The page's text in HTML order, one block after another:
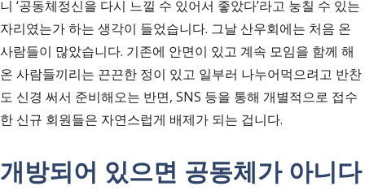
니 ‘공동체정신을 다시 느낄 수 있어서 좋았다’라고 눙칠 수 있는
자리였는가 하는 생각이 들었습니다. 그날 산우회에는 처음 온
사람들이 많았습니다. 기존에 안면이 있고 계속 모임을 함께 해
온 사람들끼리는 끈끈한 정이 있고 일부러 나누어먹으려고 반찬
도 신경 써서 준비해오는 반면, SNS 등을 통해 개별적으로 접수
한 신규 회원들은 자연스럽게 배제가 되는 겁니다.
개방되어 있으면 공동체가 아니다